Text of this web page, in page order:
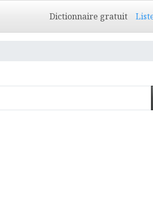
Dictionnaire gratuit